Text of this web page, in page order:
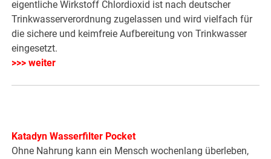
eigentliche Wirkstoff Chlordioxid ist nach deutscher
Trinkwasserverordnung zugelassen und wird vielfach für
die sichere und keimfreie Aufbereitung von Trinkwasser
eingesetzt.
>>> weiter
Katadyn Wasserfilter Pocket
Ohne Nahrung kann ein Mensch wochenlang überleben,